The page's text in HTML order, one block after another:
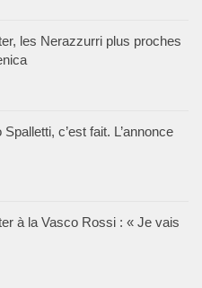
les Nerazzurri plus proches
c’est fait. L’annonce
à la Vasco Rossi : « Je vais